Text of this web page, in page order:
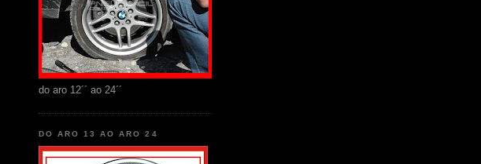
do aro 12´´ ao 24´´
DO ARO 13 AO ARO 24